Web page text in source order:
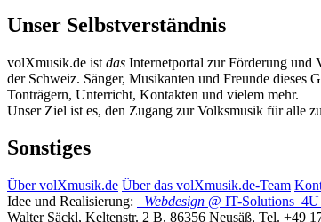
Unser Selbstverständnis
volXmusik.de ist das Internetportal zur Förderung und
der Schweiz. Sänger, Musikanten und Freunde dieses
Tonträgern, Unterricht, Kontakten und vielem mehr.
Unser Ziel ist es, den Zugang zur Volksmusik für alle
Sonstiges
Über volXmusik.de Über das volXmusik.de-Team
Idee und Realisierung:
Webdesign @ IT-Solutions 4U
Walter Säckl, Keltenstr. 2 B, 86356 Neusäß, Tel. +49